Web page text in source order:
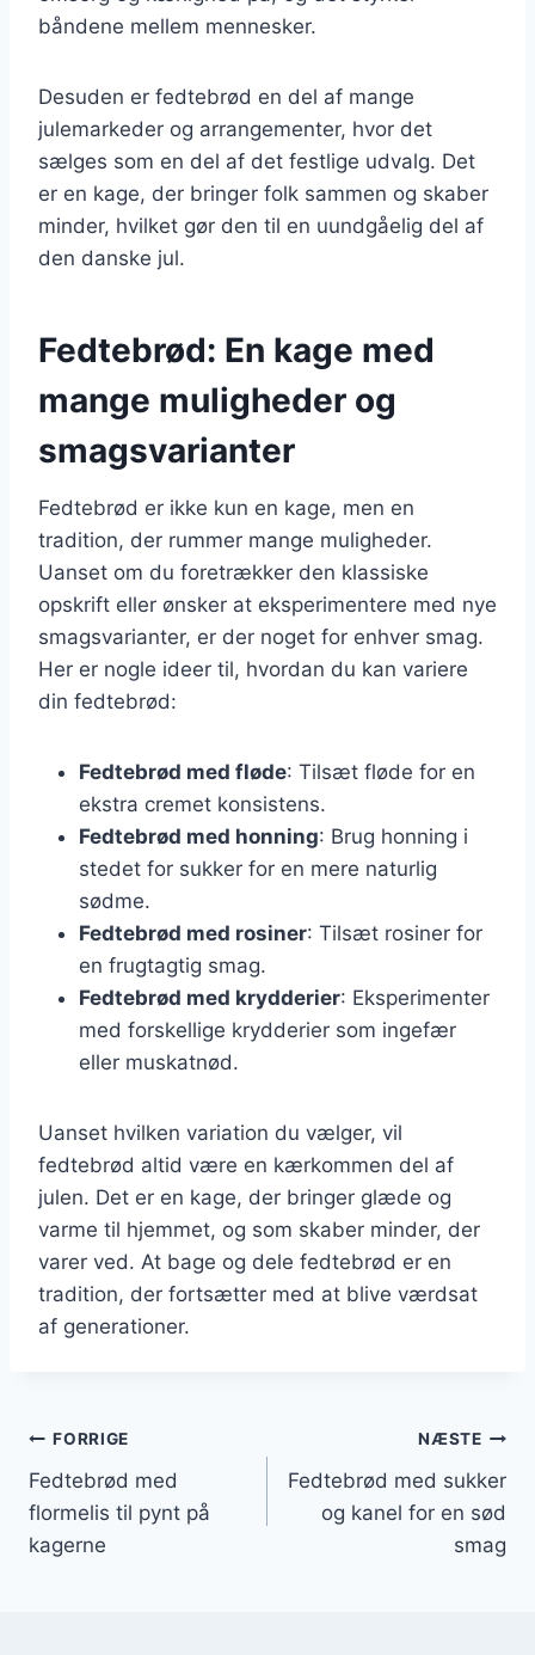
båndene mellem mennesker.
Desuden er fedtebrød en del af mange
julemarkeder og arrangementer, hvor det
sælges som en del af det festlige udvalg. Det
er en kage, der bringer folk sammen og skaber
minder, hvilket gør den til en uundgåelig del af
den danske jul.
Fedtebrød: En kage med
mange muligheder og
smagsvarianter
Fedtebrød er ikke kun en kage, men en
tradition, der rummer mange muligheder.
Uanset om du foretrækker den klassiske
opskrift eller ønsker at eksperimentere med nye
smagsvarianter, er der noget for enhver smag.
Her er nogle ideer til, hvordan du kan variere
din fedtebrød:
Fedtebrød med fløde: Tilsæt fløde for en
ekstra cremet konsistens.
Fedtebrød med honning: Brug honning i
stedet for sukker for en mere naturlig
sødme.
Fedtebrød med rosiner: Tilsæt rosiner for
en frugtagtig smag.
Fedtebrød med krydderier: Eksperimenter
med forskellige krydderier som ingefær
eller muskatnød.
Uanset hvilken variation du vælger, vil
fedtebrød altid være en kærkommen del af
julen. Det er en kage, der bringer glæde og
varme til hjemmet, og som skaber minder, der
varer ved. At bage og dele fedtebrød er en
tradition, der fortsætter med at blive værdsat
af generationer.
Indlægsnavigation
FORRIGE
Fedtebrød med
flormelis til pynt på
kagerne
NÆSTE
Fedtebrød med sukker
og kanel for en sød
smag